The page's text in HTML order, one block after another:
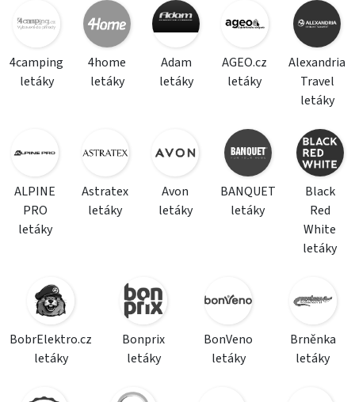
4camping
letáky
4home
letáky
Adam
letáky
AGEO.cz
letáky
Alexandria
Travel
letáky
ALPINE
PRO
letáky
Astratex
letáky
Avon
letáky
BANQUET
letáky
Black
Red
White
letáky
BobrElektro.cz
letáky
Bonprix
letáky
BonVeno
letáky
Brněnka
letáky